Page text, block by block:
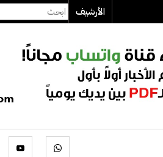
الأرشيف